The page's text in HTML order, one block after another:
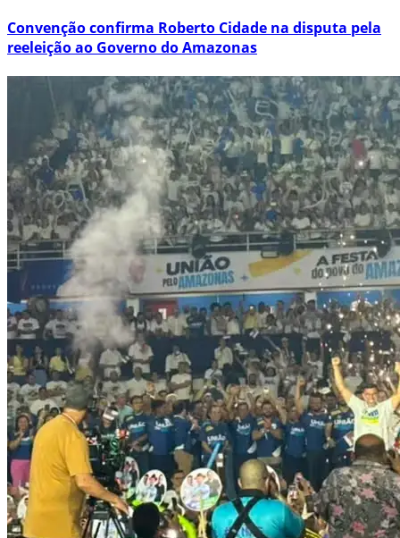
Convenção confirma Roberto Cidade na disputa pela
reeleição ao Governo do Amazonas